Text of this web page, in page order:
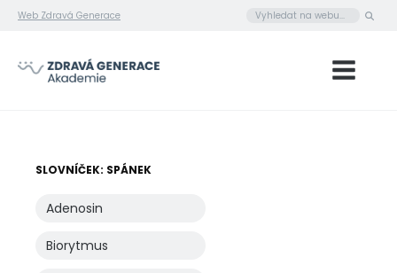
Web Zdravá Generace
SLOVNÍČEK: SPÁNEK
Adenosin
Biorytmus